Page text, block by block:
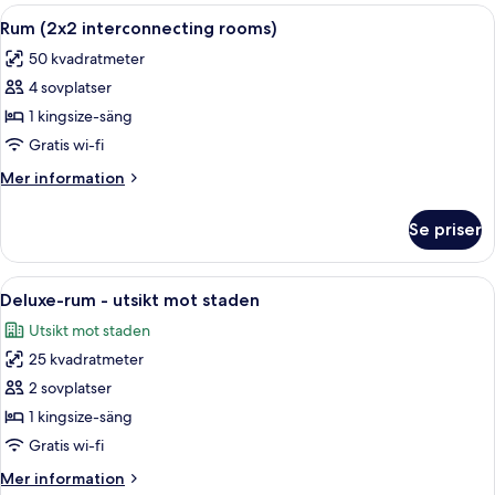
Öppna
alla
foton
för
Rum
(2x2
interconnecting
rooms)
Ett hotellrum med en säng, ett
4
Rum (2x2 interconnecting rooms)
50 kvadratmeter
4 sovplatser
1 kingsize-säng
Gratis wi-fi
Mer information
Mer
(2x2
interconnecting
rooms)
Se priser
Öppna
alla
foton
för
Deluxe-
rum
-
Ett hotellrum med en stor säng, en
5
Deluxe-rum - utsikt mot staden
Utsikt mot staden
25 kvadratmeter
2 sovplatser
1 kingsize-säng
Gratis wi-fi
Mer information
Mer